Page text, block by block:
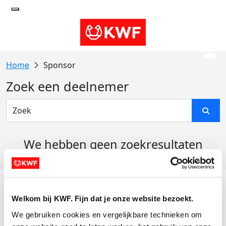
Welkom bij KWF. Fijn dat je onze website bezoekt.
We gebruiken cookies en vergelijkbare technieken om
Sponsor
Zoek een deelnemer
We hebben geen zoekresultaten
Actiematerialen
Evenementen